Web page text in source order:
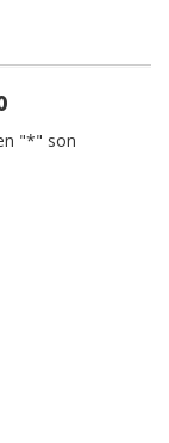
"*" son